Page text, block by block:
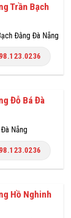
Trần Bạch
Đằng Đà Nẵng
Đỗ Bá Đà
Nẵng
Hồ Nghinh